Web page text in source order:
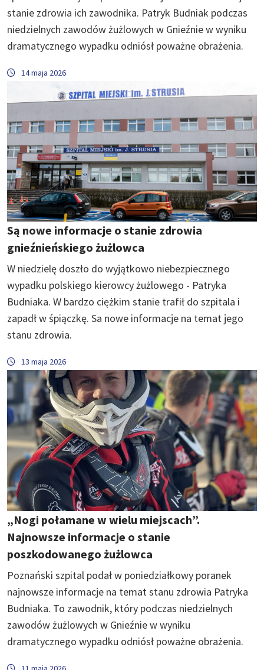
stanie zdrowia ich zawodnika. Patryk Budniak podczas
niedzielnych zawodów żużlowych w Gnieźnie w wyniku
dramatycznego wypadku odniósł poważne obrażenia.
14 maja 2026
Są nowe informacje o stanie zdrowia
gnieźnieńskiego żużlowca
W niedzielę doszło do wyjątkowo niebezpiecznego
wypadku polskiego kierowcy żużlowego - Patryka
Budniaka. W bardzo ciężkim stanie trafił do szpitala i
zapadł w śpiączkę. Sa nowe informacje na temat jego
stanu zdrowia.
13 maja 2026
„Nogi połamane w wielu miejscach”.
Najnowsze informacje o stanie
poszkodowanego żużlowca
Poznański szpital podał w poniedziałkowy poranek
najnowsze informacje na temat stanu zdrowia Patryka
Budniaka. To zawodnik, który podczas niedzielnych
zawodów żużlowych w Gnieźnie w wyniku
dramatycznego wypadku odniósł poważne obrażenia.